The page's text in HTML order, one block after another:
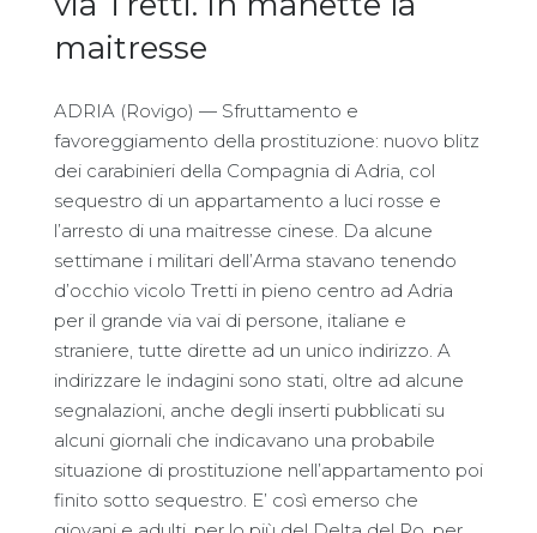
maitresse
ADRIA (Rovigo) — Sfruttamento e
favoreggiamento della prostituzione: nuovo blitz
dei carabinieri della Compagnia di Adria, col
sequestro di un appartamento a luci rosse e
l’arresto di una maitresse cinese. Da alcune
settimane i militari dell’Arma stavano tenendo
d’occhio vicolo Tretti in pieno centro ad Adria
per il grande via vai di persone, italiane e
straniere, tutte dirette ad un unico indirizzo. A
indirizzare le indagini sono stati, oltre ad alcune
segnalazioni, anche degli inserti pubblicati su
alcuni giornali che indicavano una probabile
situazione di prostituzione nell’appartamento poi
finito sotto sequestro. E’ così emerso che